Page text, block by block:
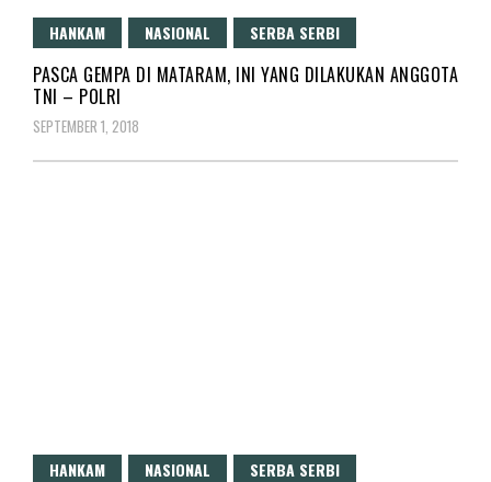
HANKAM NASIONAL SERBA SERBI
PASCA GEMPA DI MATARAM, INI YANG DILAKUKAN ANGGOTA
TNI – POLRI
SEPTEMBER 1, 2018
HANKAM NASIONAL SERBA SERBI